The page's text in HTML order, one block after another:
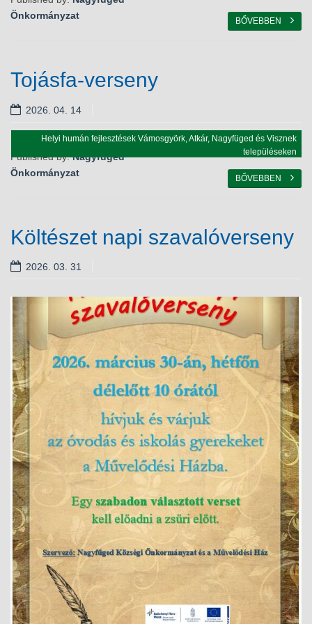
BŐVEBBEN
Önkormányzat
Tojásfa-verseny
2026. 04. 14
Helyi humán fejlesztések Vámosgyörk, Atkár, Nagyfüged és Visznek
településeken
Programok
BŐVEBBEN
Published by:Nagyfüged
Önkormányzat
Költészet napi szavalóverseny
2026. 03. 31